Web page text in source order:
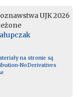
UJK 2026
na stronie są
NoDerivatives